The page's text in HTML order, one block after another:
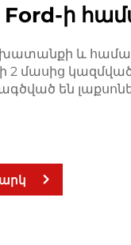
Ford-ի
և
2 մասից
են